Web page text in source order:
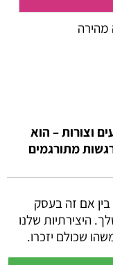
מהירה
וצורות – הוא
מתורגמים
בין אם זה בעסק
היצירתיות שלנו
שכולם יזכרו.